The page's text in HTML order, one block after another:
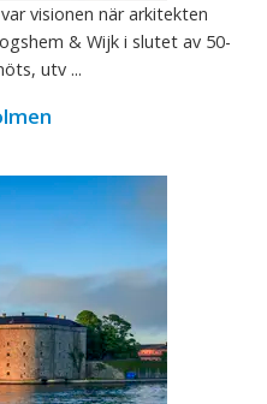
visionen när arkitekten
& Wijk i slutet av 50-
utv ...